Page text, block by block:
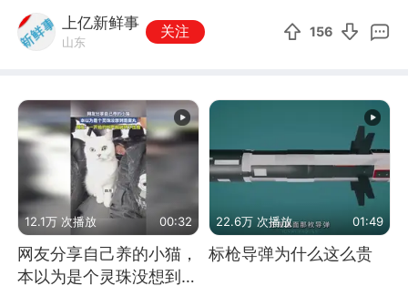
上亿新鲜事
山东
关注 156
12.1万 次播放 00:32
网友分享自己养的小猫，
本以为是个灵珠没想到是
22.6万 次播放 01:49
标枪导弹为什么这么贵